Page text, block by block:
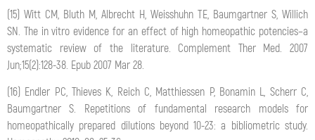
(15) Witt CM, Bluth M, Albrecht H, Weisshuhn TE, Baumgartner S, Willich
SN. The in vitro evidence for an effect of high homeopathic potencies–a
systematic review of the literature. Complement Ther Med. 2007
Jun;15(2):128-38. Epub 2007 Mar 28.
(16) Endler PC, Thieves K, Reich C, Matthiessen P, Bonamin L, Scherr C,
Baumgartner S. Repetitions of fundamental research models for
homeopathically prepared dilutions beyond 10-23: a bibliometric study.